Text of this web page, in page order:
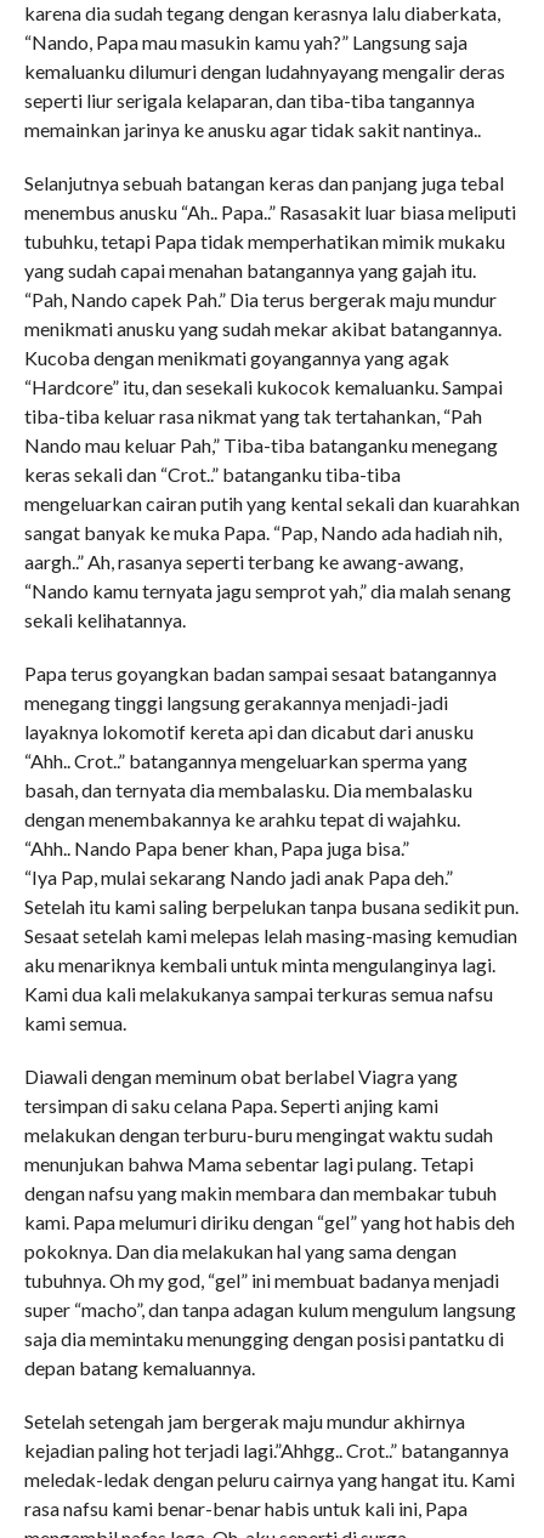
karena dia sudah tegang dengan kerasnya lalu diaberkata,
“Nando, Papa mau masukin kamu yah?” Langsung saja
kemaluanku dilumuri dengan ludahnyayang mengalir deras
seperti liur serigala kelaparan, dan tiba-tiba tangannya
memainkan jarinya ke anusku agar tidak sakit nantinya..
Selanjutnya sebuah batangan keras dan panjang juga tebal
menembus anusku “Ah.. Papa..” Rasasakit luar biasa meliputi
tubuhku, tetapi Papa tidak memperhatikan mimik mukaku
yang sudah capai menahan batangannya yang gajah itu.
“Pah, Nando capek Pah.” Dia terus bergerak maju mundur
menikmati anusku yang sudah mekar akibat batangannya.
Kucoba dengan menikmati goyangannya yang agak
“Hardcore” itu, dan sesekali kukocok kemaluanku. Sampai
tiba-tiba keluar rasa nikmat yang tak tertahankan, “Pah
Nando mau keluar Pah,” Tiba-tiba batanganku menegang
keras sekali dan “Crot..” batanganku tiba-tiba
mengeluarkan cairan putih yang kental sekali dan kuarahkan
sangat banyak ke muka Papa. “Pap, Nando ada hadiah nih,
aargh..” Ah, rasanya seperti terbang ke awang-awang,
“Nando kamu ternyata jagu semprot yah,” dia malah senang
sekali kelihatannya.
Papa terus goyangkan badan sampai sesaat batangannya
menegang tinggi langsung gerakannya menjadi-jadi
layaknya lokomotif kereta api dan dicabut dari anusku
“Ahh.. Crot..” batangannya mengeluarkan sperma yang
basah, dan ternyata dia membalasku. Dia membalasku
dengan menembakannya ke arahku tepat di wajahku.
“Ahh.. Nando Papa bener khan, Papa juga bisa.”
“Iya Pap, mulai sekarang Nando jadi anak Papa deh.”
Setelah itu kami saling berpelukan tanpa busana sedikit pun.
Sesaat setelah kami melepas lelah masing-masing kemudian
aku menariknya kembali untuk minta mengulanginya lagi.
Kami dua kali melakukanya sampai terkuras semua nafsu
kami semua.
Diawali dengan meminum obat berlabel Viagra yang
tersimpan di saku celana Papa. Seperti anjing kami
melakukan dengan terburu-buru mengingat waktu sudah
menunjukan bahwa Mama sebentar lagi pulang. Tetapi
dengan nafsu yang makin membara dan membakar tubuh
kami. Papa melumuri diriku dengan “gel” yang hot habis deh
pokoknya. Dan dia melakukan hal yang sama dengan
tubuhnya. Oh my god, “gel” ini membuat badanya menjadi
super “macho”, dan tanpa adagan kulum mengulum langsung
saja dia memintaku menungging dengan posisi pantatku di
depan batang kemaluannya.
Setelah setengah jam bergerak maju mundur akhirnya
kejadian paling hot terjadi lagi.”Ahhgg.. Crot..” batangannya
meledak-ledak dengan peluru cairnya yang hangat itu. Kami
rasa nafsu kami benar-benar habis untuk kali ini, Papa